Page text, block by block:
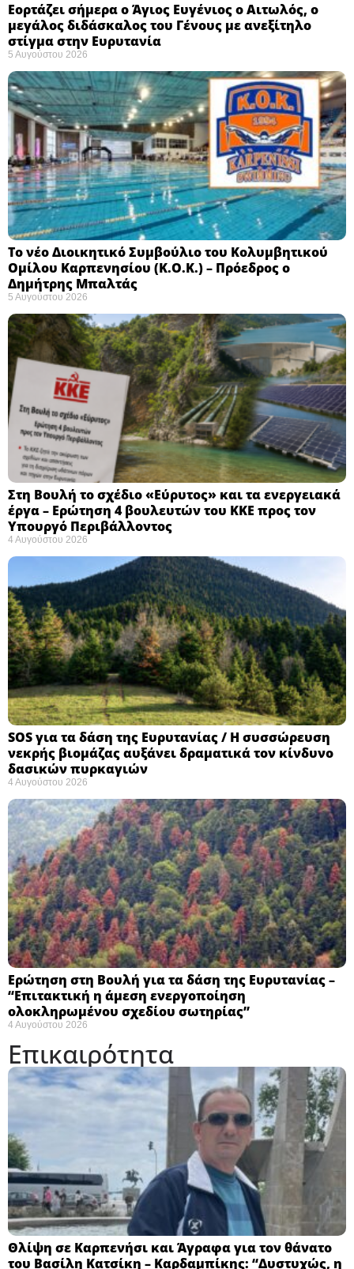
Εορτάζει σήμερα ο Άγιος Ευγένιος ο Αιτωλός, ο
μεγάλος διδάσκαλος του Γένους με ανεξίτηλο
στίγμα στην Ευρυτανία
5 Αυγούστου 2026
Το νέο Διοικητικό Συμβούλιο του Κολυμβητικού
Ομίλου Καρπενησίου (Κ.Ο.Κ.) – Πρόεδρος ο
Δημήτρης Μπαλτάς
5 Αυγούστου 2026
Στη Βουλή το σχέδιο «Εύρυτος» και τα ενεργειακά
έργα – Ερώτηση 4 βουλευτών του ΚΚΕ προς τον
Υπουργό Περιβάλλοντος
4 Αυγούστου 2026
SOS για τα δάση της Ευρυτανίας / Η συσσώρευση
νεκρής βιομάζας αυξάνει δραματικά τον κίνδυνο
δασικών πυρκαγιών
4 Αυγούστου 2026
Ερώτηση στη Βουλή για τα δάση της Ευρυτανίας –
“Eπιτακτική η άμεση ενεργοποίηση
ολοκληρωμένου σχεδίου σωτηρίας”
4 Αυγούστου 2026
Επικαιρότητα
Θλίψη σε Καρπενήσι και Άγραφα για τον θάνατο
του Βασίλη Κατσίκη – Καρδαμπίκης: “Δυστυχώς, η